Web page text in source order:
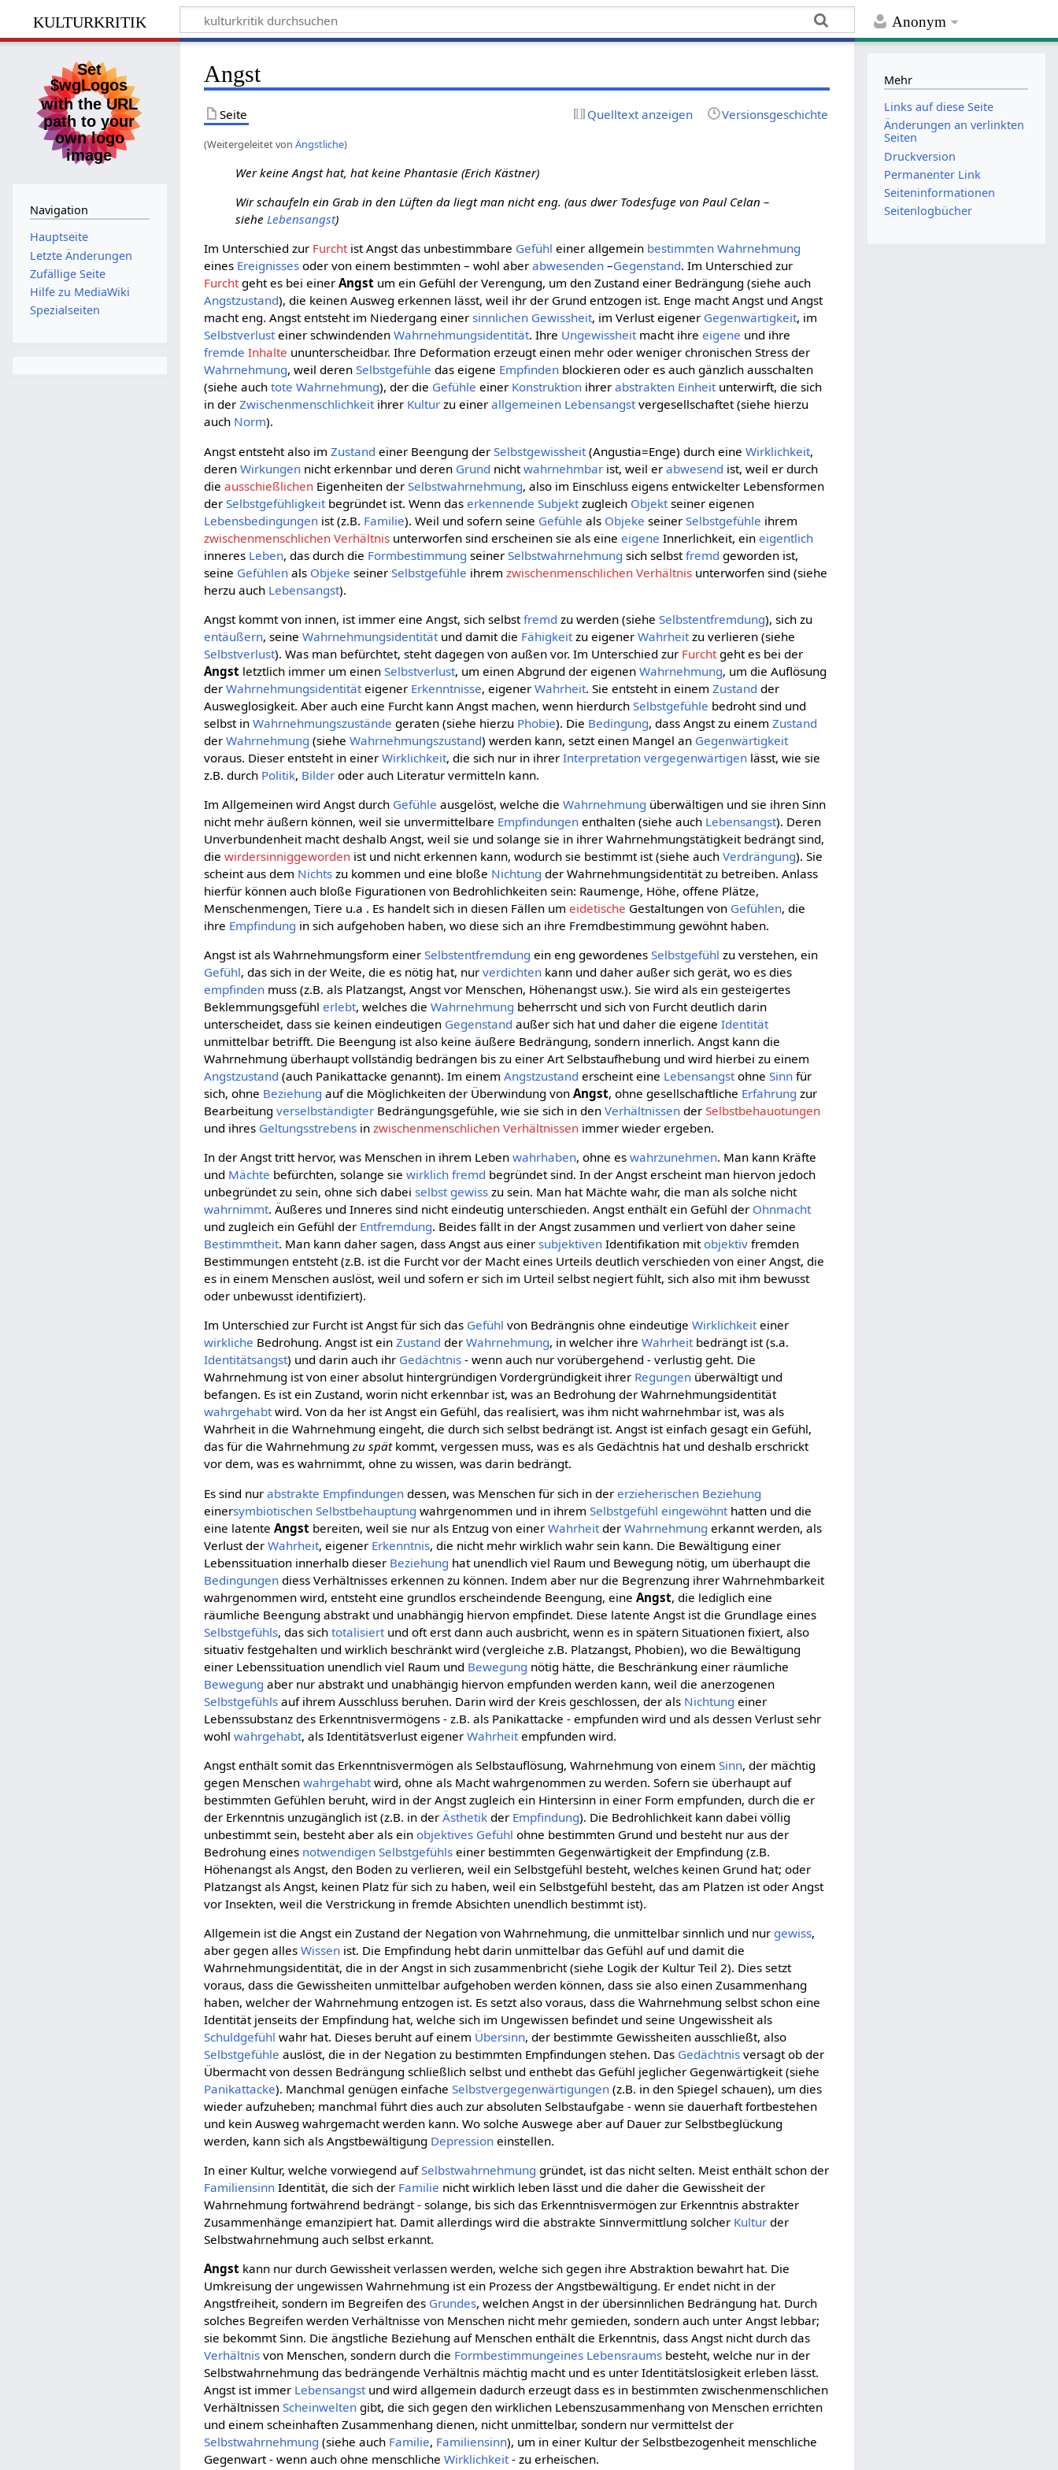
Anonym
kulturkritik
Angst
Seite Quelltext anzeigen Versionsgeschichte
(Weitergeleitet vonÄngstliche)
Wer keine Angst hat, hat keine Phantasie (Erich Kästner)
Wir schaufeln ein Grab in den Lüften da liegt man nicht eng. (aus dwer Todesfuge von Paul Celan –
sieheLebensangst)
Im Unterschied zur Furchtist Angst das unbestimmbare Gefühl einer allgemein bestimmten Wahrnehmung
eines Ereignisses oder von einem bestimmten – wohl aberabwesenden –Gegenstand. Im Unterschied zur
Furchtgeht es bei einerAngst um ein Gefühl der Verengung, um den Zustand einer Bedrängung (siehe auch
Angstzustand), die keinen Ausweg erkennen lässt, weil ihr der Grund entzogen ist. Enge macht Angst und Angst
macht eng. Angst entsteht im Niedergang einersinnlichen Gewissheit, im Verlust eigener Gegenwärtigkeit, im
Selbstverlusteiner schwindendenWahrnehmungsidentität. Ihre Ungewissheitmacht ihreeigene und ihre
fremde Inhalte ununterscheidbar. Ihre Deformation erzeugt einen mehr oder weniger chronischen Stress der
Wahrnehmung, weil derenSelbstgefühle das eigene Empfinden blockieren oder es auch gänzlich ausschalten
(siehe auchtote Wahrnehmung), der die Gefühle einer Konstruktion ihrerabstrakten Einheitunterwirft, die sich
in derZwischenmenschlichkeitihrer Kultur zu einerallgemeinen Lebensangstvergesellschaftet (siehe hierzu
auch Norm).
Angst entsteht also imZustand einer Beengung derSelbstgewissheit (Angustia=Enge) durch eineWirklichkeit,
derenWirkungen nicht erkennbar und deren Grund nichtwahrnehmbar ist, weil erabwesend ist, weil er durch
dieausschießlichen Eigenheiten derSelbstwahrnehmung, also im Einschluss eigens entwickelter Lebensformen
derSelbstgefühligkeit begründet ist. Wenn daserkennende Subjekt zugleich Objekt seiner eigenen
Lebensbedingungen ist (z.B. Familie). Weil und sofern seine Gefühle als Objeke seinerSelbstgefühle ihrem
zwischenmenschlichen Verhältnis unterworfen sind erscheinen sie als eineeigene Innerlichkeit, eineigentlich
inneres Leben, das durch die Formbestimmung seinerSelbstwahrnehmung sich selbstfremd geworden ist,
seine Gefühlen als Objeke seinerSelbstgefühle ihremzwischenmenschlichen Verhältnis unterworfen sind (siehe
herzu auch Lebensangst).
Angst kommt von innen, ist immer eine Angst, sich selbstfremd zu werden (sieheSelbstentfremdung), sich zu
entäußern, seineWahrnehmungsidentität und damit die Fähigkeit zu eigenerWahrheit zu verlieren (siehe
Selbstverlust). Was man befürchtet, steht dagegen von außen vor. Im Unterschied zur Furcht geht es bei der
Angst letztlich immer um einenSelbstverlust, um einen Abgrund der eigenenWahrnehmung, um die Auflösung
derWahrnehmungsidentität eigener Erkenntnisse, eigenerWahrheit. Sie entsteht in einemZustand der
Ausweglosigkeit. Aber auch eine Furcht kann Angst machen, wenn hierdurchSelbstgefühle bedroht sind und
selbst inWahrnehmungszustände geraten (siehe hierzu Phobie). Die Bedingung, dass Angst zu einemZustand
derWahrnehmung (sieheWahrnehmungszustand) werden kann, setzt einen Mangel an Gegenwärtigkeit
voraus. Dieser entsteht in einerWirklichkeit, die sich nur in ihrerInterpretation vergegenwärtigen lässt, wie sie
z.B. durch Politik, Bilder oder auch Literatur vermitteln kann.
Im Allgemeinen wird Angst durch Gefühle ausgelöst, welche dieWahrnehmung überwältigen und sie ihren Sinn
nicht mehr äußern können, weil sie unvermittelbare Empfindungen enthalten (siehe auch Lebensangst). Deren
Unverbundenheit macht deshalb Angst, weil sie und solange sie in ihrer Wahrnehmungstätigkeit bedrängt sind,
diewirdersinniggeworden ist und nicht erkennen kann, wodurch sie bestimmt ist (siehe auchVerdrängung). Sie
scheint aus dem Nichts zu kommen und eine bloße Nichtung der Wahrnehmungsidentität zu betreiben. Anlass
hierfür können auch bloße Figurationen von Bedrohlichkeiten sein: Raumenge, Höhe, offene Plätze,
Menschenmengen, Tiere u.a . Es handelt sich in diesen Fällen umeidetische Gestaltungen von Gefühlen, die
ihre Empfindung in sich aufgehoben haben, wo diese sich an ihre Fremdbestimmung gewöhnt haben.
Angst ist als Wahrnehmungsform einerSelbstentfremdung ein eng gewordenesSelbstgefühl zu verstehen, ein
Gefühl, das sich in der Weite, die es nötig hat, nurverdichten kann und daher außer sich gerät, wo es dies
empfinden muss (z.B. als Platzangst, Angst vor Menschen, Höhenangst usw.). Sie wird als ein gesteigertes
Beklemmungsgefühlerlebt, welches dieWahrnehmung beherrscht und sich von Furcht deutlich darin
unterscheidet, dass sie keinen eindeutigen Gegenstand außer sich hat und daher die eigeneIdentität
unmittelbar betrifft. Die Beengung ist also keine äußere Bedrängung, sondern innerlich. Angst kann die
Wahrnehmung überhaupt vollständig bedrängen bis zu einer Art Selbstaufhebung und wird hierbei zu einem
Angstzustand (auch Panikattacke genannt). Im einemAngstzustand erscheint eine LebensangstohneSinn für
sich, ohne Beziehung auf die Möglichkeiten der Überwindung vonAngst, ohne gesellschaftliche Erfahrung zur
Bearbeitungverselbständigter Bedrängungsgefühle, wie sie sich in denVerhältnissen derSelbstbehauotungen
und ihres Geltungsstrebens inzwischenmenschlichen Verhältnissen immer wieder ergeben.
In der Angst tritt hervor, was Menschen in ihrem Lebenwahrhaben, ohne eswahrzunehmen. Man kann Kräfte
und Mächte befürchten, solange siewirklich fremd begründet sind. In der Angst erscheint man hiervon jedoch
unbegründet zu sein, ohne sich dabeiselbst gewiss zu sein. Man hat Mächte wahr, die man als solche nicht
wahrnimmt. Äußeres und Inneres sind nicht eindeutig unterschieden. Angst enthält ein Gefühl der Ohnmacht
und zugleich ein Gefühl der Entfremdung. Beides fällt in der Angst zusammen und verliert von daher seine
Bestimmtheit. Man kann daher sagen, dass Angst aus einersubjektiven Identifikation mitobjektiv fremden
Bestimmungen entsteht (z.B. ist die Furcht vor der Macht eines Urteils deutlich verschieden von einer Angst, die
es in einem Menschen auslöst, weil und sofern er sich im Urteil selbst negiert fühlt, sich also mit ihm bewusst
oder unbewusst identifiziert).
Im Unterschied zur Furcht ist Angst für sich das Gefühl von Bedrängnis ohne eindeutigeWirklichkeiteiner
wirkliche Bedrohung. Angst ist einZustand derWahrnehmung, in welcher ihreWahrheitbedrängt ist (s.a.
Identitätsangst) und darin auch ihr Gedächtnis - wenn auch nur vorübergehend - verlustig geht. Die
Wahrnehmung ist von einer absolut hintergründigen Vordergründigkeit ihrer Regungen überwältigt und
befangen. Es ist ein Zustand, worin nicht erkennbar ist, was an Bedrohung der Wahrnehmungsidentität
wahrgehabtwird. Von da her ist Angst ein Gefühl, das realisiert, was ihm nicht wahrnehmbar ist, was als
Wahrheit in die Wahrnehmung eingeht, die durch sich selbst bedrängt ist. Angst ist einfach gesagt ein Gefühl,
das für die Wahrnehmungzu spätkommt, vergessen muss, was es als Gedächtnis hat und deshalb erschrickt
vor dem, was es wahrnimmt, ohne zu wissen, was darin bedrängt.
Es sind nurabstrakte Empfindungen dessen, was Menschen für sich in dererzieherischen Beziehung
einersymbiotischen Selbstbehauptung wahrgenommen und in ihremSelbstgefühl eingewöhnt hatten und die
eine latenteAngst bereiten, weil sie nur als Entzug von einerWahrheit derWahrnehmung erkannt werden, als
Verlust derWahrheit, eigener Erkenntnis, die nicht mehr wirklich wahr sein kann. Die Bewältigung einer
Lebenssituation innerhalb dieser Beziehung hat unendlich viel Raum und Bewegung nötig, um überhaupt die
Bedingungen diess Verhältnisses erkennen zu können. Indem aber nur die Begrenzung ihrer Wahrnehmbarkeit
wahrgenommen wird, entsteht eine grundlos erscheindende Beengung, eineAngst, die lediglich eine
räumliche Beengung abstrakt und unabhängig hiervon empfindet. Diese latente Angst ist die Grundlage eines
Selbstgefühls, das sichtotalisiert und oft erst dann auch ausbricht, wenn es in spätern Situationen fixiert, also
situativ festgehalten und wirklich beschränkt wird (vergleiche z.B. Platzangst, Phobien), wo die Bewältigung
einer Lebenssituation unendlich viel Raum und Bewegung nötig hätte, die Beschränkung einer räumliche
Bewegung aber nur abstrakt und unabhängig hiervon empfunden werden kann, weil die anerzogenen
Selbstgefühls auf ihrem Ausschluss beruhen. Darin wird der Kreis geschlossen, der als Nichtung einer
Lebenssubstanz des Erkenntnisvermögens - z.B. als Panikattacke - empfunden wird und als dessen Verlust sehr
wohlwahrgehabt, als Identitätsverlust eigenerWahrheit empfunden wird.
Angst enthält somit das Erkenntnisvermögen als Selbstauflösung, Wahrnehmung von einemSinn, der mächtig
gegen Menschenwahrgehabt wird, ohne als Macht wahrgenommen zu werden. Sofern sie überhaupt auf
bestimmten Gefühlen beruht, wird in der Angst zugleich ein Hintersinn in einer Form empfunden, durch die er
der Erkenntnis unzugänglich ist (z.B. in derÄsthetik der Empfindung). Die Bedrohlichkeit kann dabei völlig
unbestimmt sein, besteht aber als einobjektives Gefühl ohne bestimmten Grund und besteht nur aus der
Bedrohung eines notwendigen Selbstgefühls einer bestimmten Gegenwärtigkeit der Empfindung (z.B.
Höhenangst als Angst, den Boden zu verlieren, weil ein Selbstgefühl besteht, welches keinen Grund hat; oder
Platzangst als Angst, keinen Platz für sich zu haben, weil ein Selbstgefühl besteht, das am Platzen ist oder Angst
vor Insekten, weil die Verstrickung in fremde Absichten unendlich bestimmt ist).
Allgemein ist die Angst ein Zustand der Negation von Wahrnehmung, die unmittelbar sinnlich und nur gewiss,
aber gegen allesWissen ist. Die Empfindung hebt darin unmittelbar das Gefühl auf und damit die
Wahrnehmungsidentität, die in der Angst in sich zusammenbricht (siehe Logik der Kultur Teil 2). Dies setzt
voraus, dass die Gewissheiten unmittelbar aufgehoben werden können, dass sie also einen Zusammenhang
haben, welcher der Wahrnehmung entzogen ist. Es setzt also voraus, dass die Wahrnehmung selbst schon eine
Identität jenseits der Empfindung hat, welche sich im Ungewissen befindet und seine Ungewissheit als
Schuldgefühl wahr hat. Dieses beruht auf einem Übersinn, der bestimmte Gewissheiten ausschließt, also
Selbstgefühle auslöst, die in der Negation zu bestimmten Empfindungen stehen. Das Gedächtnis versagt ob der
Übermacht von dessen Bedrängung schließlich selbst und enthebt das Gefühl jeglicher Gegenwärtigkeit (siehe
Panikattacke). Manchmal genügen einfacheSelbstvergegenwärtigungen (z.B. in den Spiegel schauen), um dies
wieder aufzuheben; manchmal führt dies auch zur absoluten Selbstaufgabe - wenn sie dauerhaft fortbestehen
und kein Ausweg wahrgemacht werden kann. Wo solche Auswege aber auf Dauer zur Selbstbeglückung
werden, kann sich als Angstbewältigung Depression einstellen.
In einer Kultur, welche vorwiegend aufSelbstwahrnehmung gründet, ist das nicht selten. Meist enthält schon der
Familiensinn Identität, die sich der Familie nicht wirklich leben lässt und die daher die Gewissheit der
Wahrnehmung fortwährend bedrängt - solange, bis sich das Erkenntnisvermögen zur Erkenntnis abstrakter
Zusammenhänge emanzipiert hat. Damit allerdings wird die abstrakte Sinnvermittlung solcher Kultur der
Selbstwahrnehmung auch selbst erkannt.
Angst kann nur durch Gewissheit verlassen werden, welche sich gegen ihre Abstraktion bewahrt hat. Die
Umkreisung der ungewissen Wahrnehmung ist ein Prozess der Angstbewältigung. Er endet nicht in der
Angstfreiheit, sondern im Begreifen des Grundes, welchen Angst in der übersinnlichen Bedrängung hat. Durch
solches Begreifen werden Verhältnisse von Menschen nicht mehr gemieden, sondern auch unter Angst lebbar;
sie bekommt Sinn. Die ängstliche Beziehung auf Menschen enthält die Erkenntnis, dass Angst nicht durch das
Verhältnis von Menschen, sondern durch die Formbestimmungeines Lebensraums besteht, welche nur in der
Selbstwahrnehmung das bedrängende Verhältnis mächtig macht und es unter Identitätslosigkeit erleben lässt.
Angst ist immer Lebensangstund wird allgemein dadurch erzeugt dass es in bestimmten zwischenmenschlichen
VerhältnissenScheinwelten gibt, die sich gegen den wirklichen Lebenszusammenhang von Menschen errichten
und einem scheinhaften Zusammenhang dienen, nicht unmittelbar, sondern nur vermittelst der
Selbstwahrnehmung (siehe auch Familie, Familiensinn), um in einer Kultur der Selbstbezogenheit menschliche
Gegenwart - wenn auch ohne menschlicheWirklichkeit- zu erheischen.
Navigation
Hauptseite
Letzte Änderungen
Zufällige Seite
Hilfe zu MediaWiki
Spezialseiten
Mehr
Links auf diese Seite
Änderungen an verlinkten
Seiten
Druckversion
Permanenter Link
Seiten­­informationen
Seitenlogbücher